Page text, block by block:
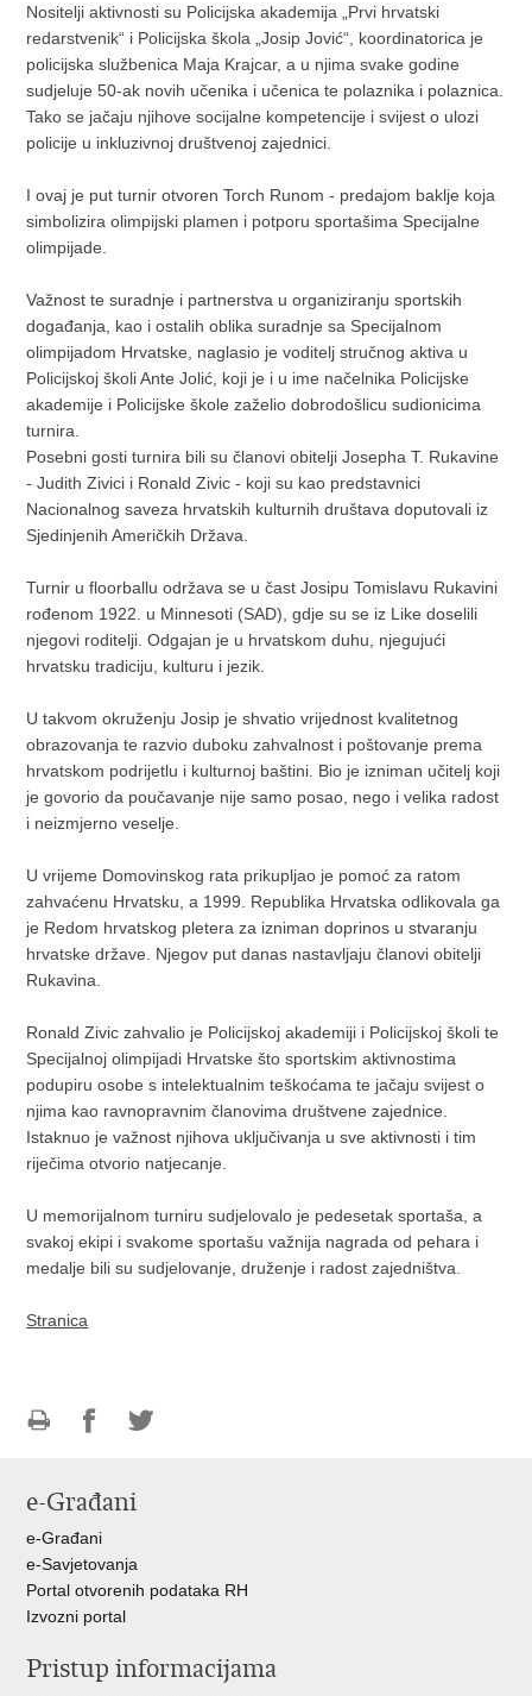
Nositelji aktivnosti su Policijska akademija „Prvi hrvatski
redarstvenik“ i Policijska škola „Josip Jović“, koordinatorica je
policijska službenica Maja Krajcar, a u njima svake godine
sudjeluje 50-ak novih učenika i učenica te polaznika i polaznica.
Tako se jačaju njihove socijalne kompetencije i svijest o ulozi
policije u inkluzivnoj društvenoj zajednici.
I ovaj je put turnir otvoren Torch Runom - predajom baklje koja
simbolizira olimpijski plamen i potporu sportašima Specijalne
olimpijade.
Važnost te suradnje i partnerstva u organiziranju sportskih
događanja, kao i ostalih oblika suradnje sa Specijalnom
olimpijadom Hrvatske, naglasio je voditelj stručnog aktiva u
Policijskoj školi Ante Jolić, koji je i u ime načelnika Policijske
akademije i Policijske škole zaželio dobrodošlicu sudionicima
turnira.
Posebni gosti turnira bili su članovi obitelji Josepha T. Rukavine
- Judith Zivici i Ronald Zivic - koji su kao predstavnici
Nacionalnog saveza hrvatskih kulturnih društava doputovali iz
Sjedinjenih Američkih Država.
Turnir u floorballu održava se u čast Josipu Tomislavu Rukavini
rođenom 1922. u Minnesoti (SAD), gdje su se iz Like doselili
njegovi roditelji. Odgajan je u hrvatskom duhu, njegujući
hrvatsku tradiciju, kulturu i jezik.
U takvom okruženju Josip je shvatio vrijednost kvalitetnog
obrazovanja te razvio duboku zahvalnost i poštovanje prema
hrvatskom podrijetlu i kulturnoj baštini. Bio je izniman učitelj koji
je govorio da poučavanje nije samo posao, nego i velika radost
i neizmjerno veselje.
U vrijeme Domovinskog rata prikupljao je pomoć za ratom
zahvaćenu Hrvatsku, a 1999. Republika Hrvatska odlikovala ga
je Redom hrvatskog pletera za izniman doprinos u stvaranju
hrvatske države. Njegov put danas nastavljaju članovi obitelji
Rukavina.
Ronald Zivic zahvalio je Policijskoj akademiji i Policijskoj školi te
Specijalnoj olimpijadi Hrvatske što sportskim aktivnostima
podupiru osobe s intelektualnim teškoćama te jačaju svijest o
njima kao ravnopravnim članovima društvene zajednice.
Istaknuo je važnost njihova uključivanja u sve aktivnosti i tim
riječima otvorio natjecanje.
U memorijalnom turniru sudjelovalo je pedesetak sportaša, a
svakoj ekipi i svakome sportašu važnija nagrada od pehara i
medalje bili su sudjelovanje, druženje i radost zajedništva.
Stranica
FacebookuTwitteru
e-Građani
e-Građani
e-Savjetovanja
Portal otvorenih podataka RH
Izvozni portal
Pristup informacijama